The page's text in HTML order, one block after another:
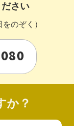
さい
のぞく）
か？